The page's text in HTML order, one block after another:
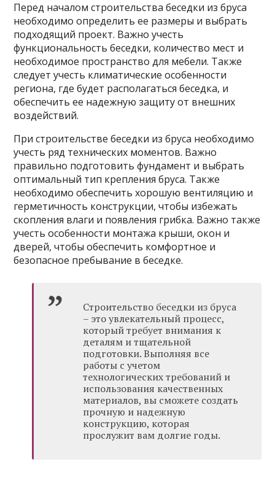
Перед началом строительства беседки из бруса
необходимо определить ее размеры и выбрать
подходящий проект. Важно учесть
функциональность беседки, количество мест и
необходимое пространство для мебели. Также
следует учесть климатические особенности
региона, где будет располагаться беседка, и
обеспечить ее надежную защиту от внешних
воздействий.
При строительстве беседки из бруса необходимо
учесть ряд технических моментов. Важно
правильно подготовить фундамент и выбрать
оптимальный тип крепления бруса. Также
необходимо обеспечить хорошую вентиляцию и
герметичность конструкции, чтобы избежать
скопления влаги и появления грибка. Важно также
учесть особенности монтажа крыши, окон и
дверей, чтобы обеспечить комфортное и
безопасное пребывание в беседке.
Строительство беседки из бруса
– это увлекательный процесс,
который требует внимания к
деталям и тщательной
подготовки. Выполняя все
работы с учетом
технологических требований и
использования качественных
материалов, вы сможете создать
прочную и надежную
конструкцию, которая
прослужит вам долгие годы.